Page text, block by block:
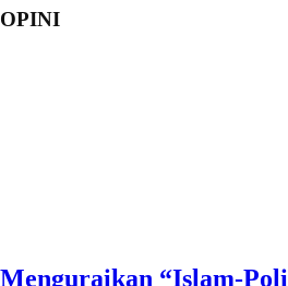
OPINI
Menguraikan “Islam-